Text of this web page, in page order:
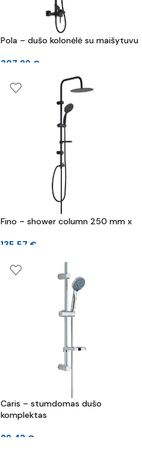
Pola – dušo kolonėlė su maišytuvu
307.29 €
Fino – shower column 250 mm x
135.57 €
Caris – stumdomas dušo
komplektas
29.43 €